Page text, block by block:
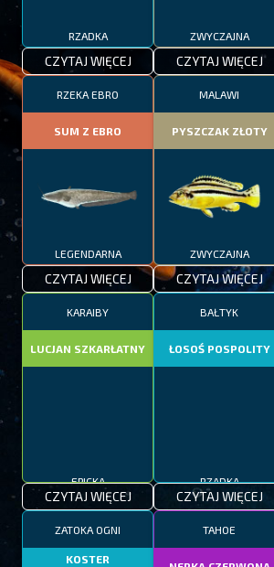
RZADKA
CZYTAJ WIĘCEJ
ZWYCZAJNA
CZYTAJ WIĘCEJ
RZEKA EBRO
SUM Z EBRO
LEGENDARNA
CZYTAJ WIĘCEJ
MALAWI
PYSZCZAK ZŁOTY
ZWYCZAJNA
CZYTAJ WIĘCEJ
KARAIBY
LUCJAN SZKARŁATNY
CZYTAJ WIĘCEJ
BAŁTYK
ŁOSOŚ POSPOLITY
CZYTAJ WIĘCEJ
ZATOKA OGNI
KOSTER
TAHOE